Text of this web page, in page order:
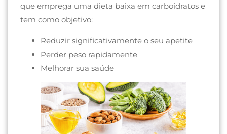
que emprega uma dieta baixa em carboidratos e
tem como objetivo:
Reduzir significativamente o seu apetite
Perder peso rapidamente
Melhorar sua saúde